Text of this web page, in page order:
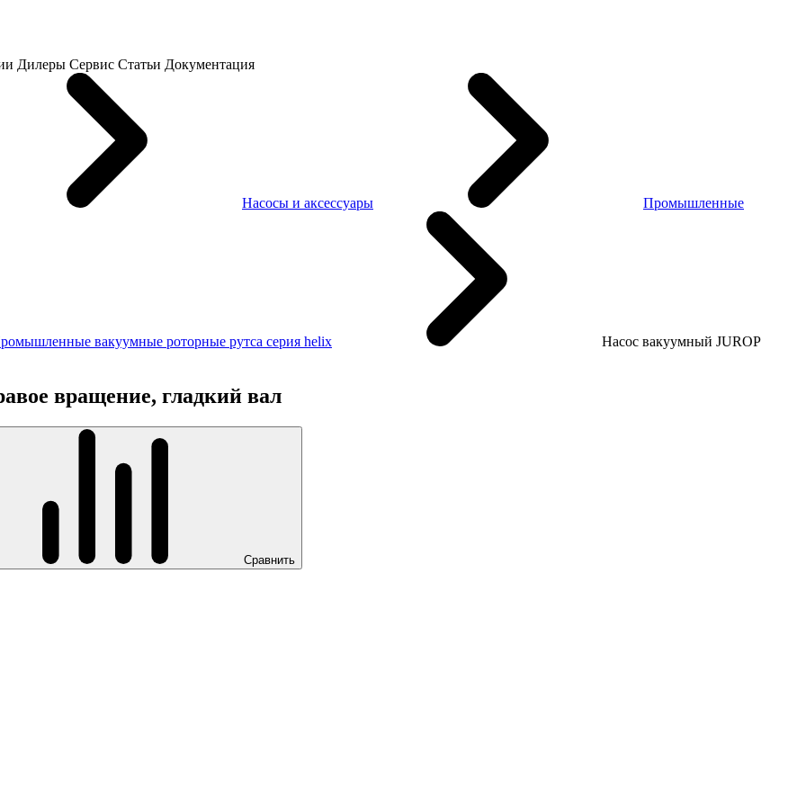
Дилеры Сервис Статьи Документация
Насосы и аксессуары Промышленные
вакуумные роторные рутса серия helix Насос вакуумный JUROP
вращение, гладкий вал
Сравнить